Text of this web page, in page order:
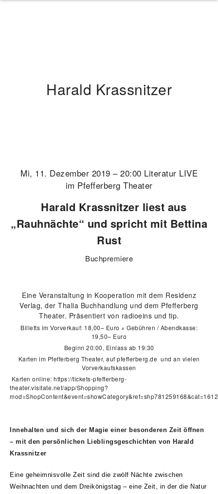
Harald Krassnitzer
Mi, 11. Dezember 2019 – 20:00 Literatur LIVE
im Pfefferberg Theater
Harald Krassnitzer liest aus
„Rauhnächte“ und spricht mit Bettina
Rust
Buchpremiere
Eine Veranstaltung in Kooperation mit dem Residenz
Verlag, der Thalia Buchhandlung und dem Pfefferberg
Theater. Präsentiert von radioeins und tip.
Billetts im Vorverkauf: 18,00– Euro + Gebühren / Abendkasse:
19,50– Euro
Beginn 20:00, Einlass ab 19:30
Karten im Pfefferberg Theater, auf pfefferberg.de und an vielen
Vorverkaufskassen
Karten online: https://tickets-pfefferberg-
theater.visitate.net/app/Shopping?
Innehalten und sich der Magie einer besonderen Zeit öffnen
– mit den persönlichen Lieblingsgeschichten von Harald
Krassnitzer
Eine geheimnisvolle Zeit sind die zwölf Nächte zwischen
Weihnachten und dem Dreikönigstag – eine Zeit, in der die Natur